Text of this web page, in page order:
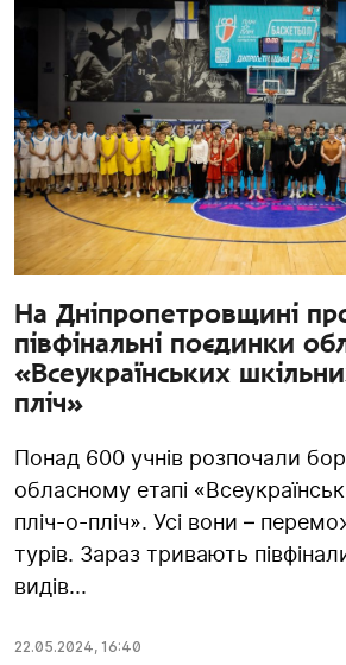
На Дніпропетровщині
півфінальні поєдинки
«Всеукраїнських
пліч»
Понад 600 учнів розпочали
обласному етапі
пліч-о-пліч». Усі вони –
турів. Зараз тривають
видів...
22.05.2024, 16:40